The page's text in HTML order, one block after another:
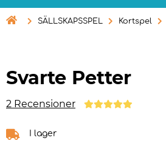
 SÄLLSKAPSSPEL Kortspel
Svarte Petter
2 Recensioner
I lager